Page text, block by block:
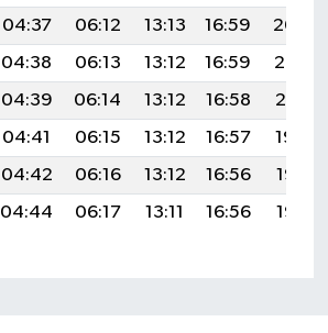
04:37 06:12 13:13 16:59
20:04
04:38 06:13 13:12 16:59
20:02
04:39 06:14 13:12 16:58
20:01
04:41 06:15 13:12 16:57
19:59
04:42 06:16 13:12 16:56
19:58
04:44 06:17 13:11 16:56 19:56